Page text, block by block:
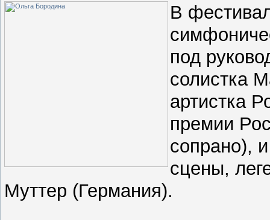
В
под
солистка
артистка
премии
сопрано),
сцены,
Муттер (Германия).